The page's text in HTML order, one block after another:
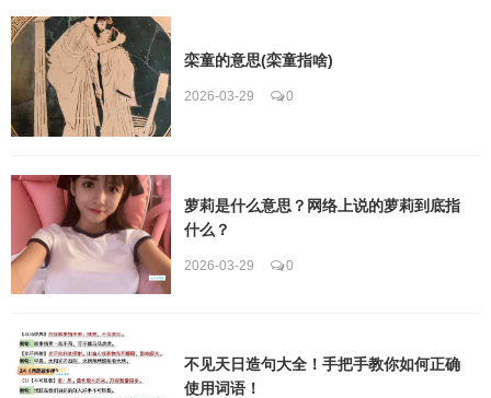
栾童的意思(栾童指啥)
2026-03-29 0
萝莉是什么意思？网络上说的萝莉到底指
什么？
2026-03-29 0
不见天日造句大全！手把手教你如何正确
使用词语！